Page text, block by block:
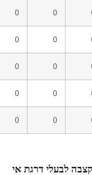
0
0
0
0
0
0
0
0
0
0
לבעלי דרגת אי